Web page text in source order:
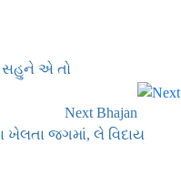
સહુને એ તો
Next Bhajan
ખેલતા જગમાં, લે વિદાય